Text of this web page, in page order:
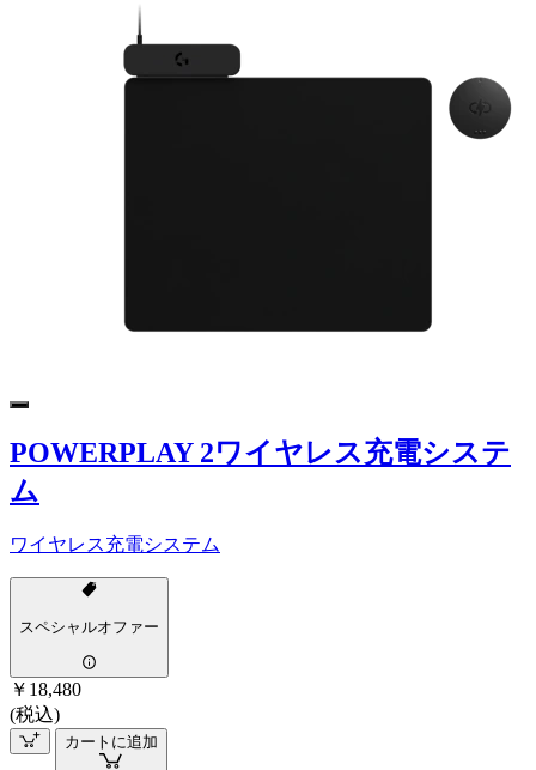
POWERPLAY 2ワイヤレス充電システ
ム
ワイヤレス充電システム
スペシャルオファー
￥18,480
(税込)
カートに追加